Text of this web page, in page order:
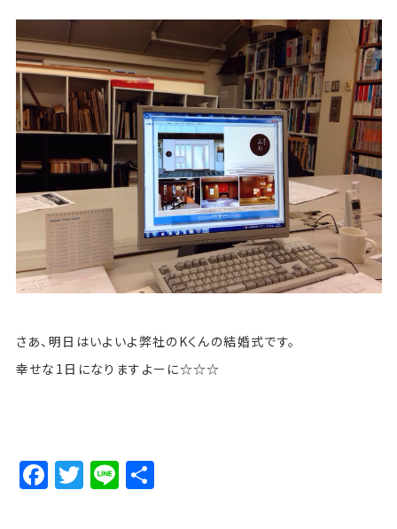
さあ、明日はいよいよ弊社のKくんの結婚式です。
幸せな1日になりますよーに☆☆☆
Facebook
Twitter
LineShare